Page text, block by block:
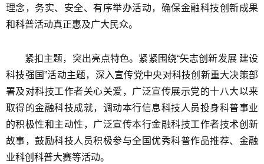
理念，务实、安全、有序举办活动，确保金融科技创新成果
和科普活动真正惠及广大民众。
紧扣主题，突出亮点特色。紧紧围绕“矢志创新发展 建设
科技强国”活动主题，深入宣传党中央对科技创新重大决策部
署及对科技工作者关心关爱，广泛宣传展示党的十八大以来
取得的金融科技成就，调动本行信息科技人员投身科普事业
的积极性和主动性，广泛宣传本行金融科技工作者技术创新
故事，鼓励科技人员积极参与全国优秀科普作品推荐、金融
业科创科普大赛等活动。